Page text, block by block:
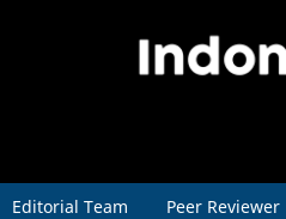
Editorial Team Peer Reviewer